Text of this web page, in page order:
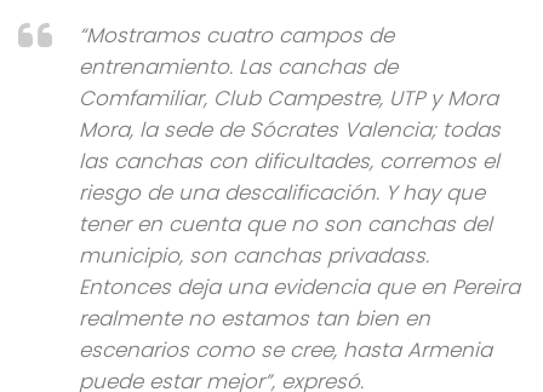
“Mostramos cuatro campos de
entrenamiento. Las canchas de
Comfamiliar, Club Campestre, UTP y Mora
Mora, la sede de Sócrates Valencia; todas
las canchas con dificultades, corremos el
riesgo de una descalificación. Y hay que
tener en cuenta que no son canchas del
municipio, son canchas privadass.
Entonces deja una evidencia que en Pereira
realmente no estamos tan bien en
escenarios como se cree, hasta Armenia
puede estar mejor”, expresó.